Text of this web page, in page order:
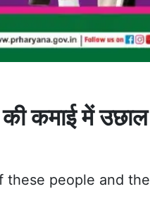
कमाई में उछाल
these people and